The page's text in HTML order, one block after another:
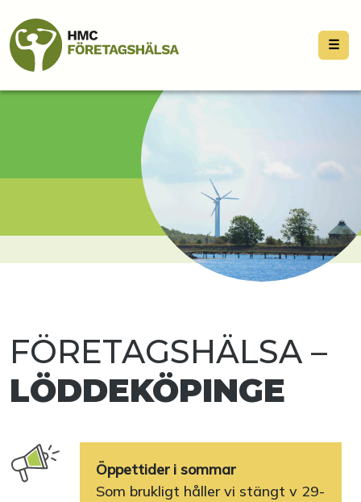
☰
FÖRETAGSHÄLSA –
LÖDDEKÖPINGE
Öppettider i sommar
Som brukligt håller vi stängt v 29-